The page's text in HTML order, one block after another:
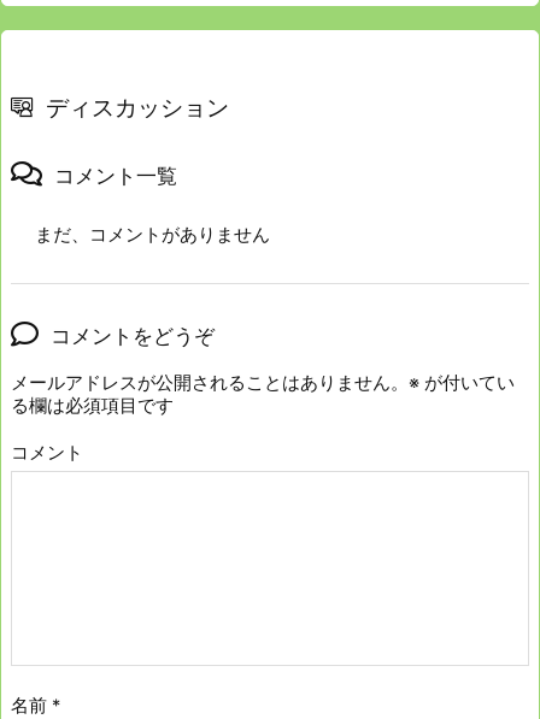
ディスカッション
コメント一覧
まだ、コメントがありません
コメントをどうぞ
メールアドレスが公開されることはありません。 ※ が付いてい
る欄は必須項目です
コメント
名前 *